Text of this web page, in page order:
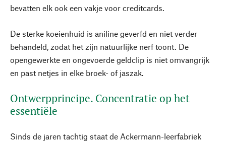
bevatten elk ook een vakje voor creditcards.
De sterke koeienhuid is aniline geverfd en niet verder
behandeld, zodat het zijn natuurlijke nerf toont. De
opengewerkte en ongevoerde geldclip is niet omvangrijk
en past netjes in elke broek- of jaszak.
Ontwerpprincipe. Concentratie op het
essentiële
Sinds de jaren tachtig staat de Ackermann-leerfabriek